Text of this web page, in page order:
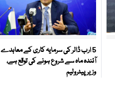
5 ارب ڈالر کی سرمایہ کاری کے معاہدے
آئندہ ماہ سے شروع ہونے کی توقع ہے،
وزیر پیٹرولیم